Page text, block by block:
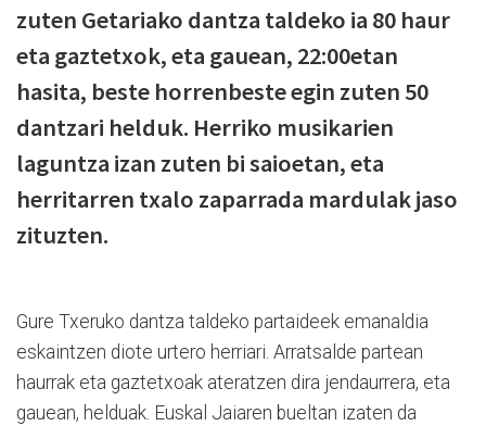
zuten Getariako dantza taldeko ia 80 haur
eta gaztetxok, eta gauean, 22:00etan
hasita, beste horrenbeste egin zuten 50
dantzari helduk. Herriko musikarien
laguntza izan zuten bi saioetan, eta
herritarren txalo zaparrada mardulak jaso
zituzten.
Gure Txeruko dantza taldeko partaideek emanaldia
eskaintzen diote urtero herriari. Arratsalde partean
haurrak eta gaztetxoak ateratzen dira jendaurrera, eta
gauean, helduak. Euskal Jaiaren bueltan izaten da